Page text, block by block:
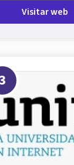
Visitar web